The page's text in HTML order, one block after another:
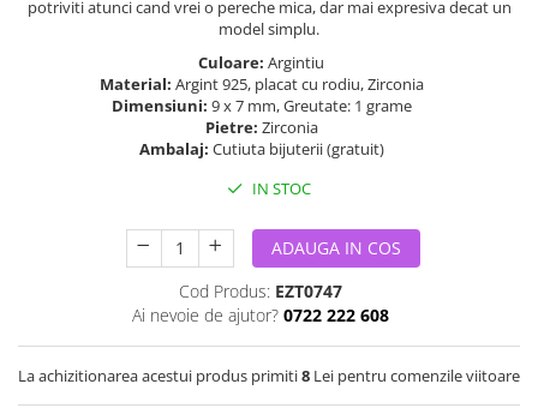
potriviti atunci cand vrei o pereche mica, dar mai expresiva decat un
model simplu.
Culoare: Argintiu
Material: Argint 925, placat cu rodiu, Zirconia
Dimensiuni: 9 x 7 mm, Greutate: 1 grame
Pietre: Zirconia
Ambalaj: Cutiuta bijuterii (gratuit)
IN STOC
ADAUGA IN COS
Cod Produs: EZT0747
Ai nevoie de ajutor? 0722 222 608
La achizitionarea acestui produs primiti8 Lei pentru comenzile viitoare